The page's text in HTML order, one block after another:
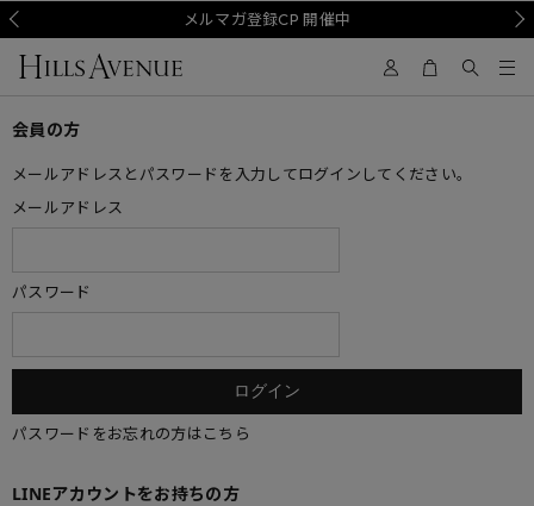
メルマガ登録CP 開催中
会員の方
メールアドレスとパスワードを入力してログインしてください。
メールアドレス
パスワード
パスワードをお忘れの方はこちら
LINEアカウントをお持ちの方